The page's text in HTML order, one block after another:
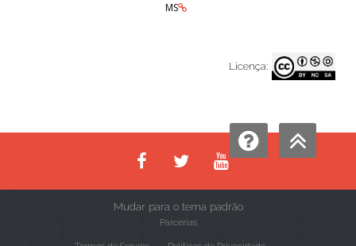
MS
Licença:
Mudar para o tema padrão
Parcerias